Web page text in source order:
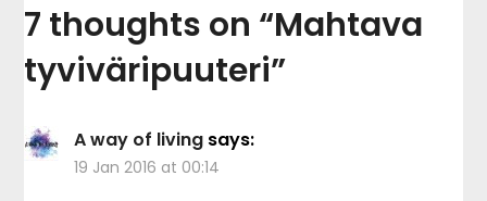
7 thoughts on “Mahtava
tyviväripuuteri”
A way of living says:
19 Jan 2016 at 00:14